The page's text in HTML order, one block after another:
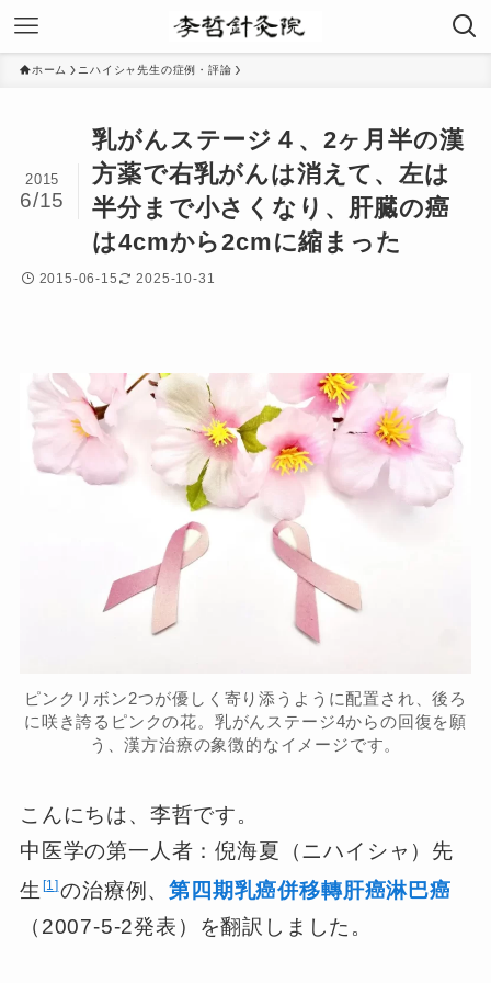
ホーム ニハイシャ先生の症例・評論
乳がんステージ４、2ヶ月半の漢
方薬で右乳がんは消えて、左は
半分まで小さくなり、肝臓の癌
は4cmから2cmに縮まった
2015
6/15
2015-06-15 2025-10-31
ピンクリボン2つが優しく寄り添うように配置され、後ろ
に咲き誇るピンクの花。乳がんステージ4からの回復を願
う、漢方治療の象徴的なイメージです。
こんにちは、李哲です。
中医学の第一人者：倪海夏（ニハイシャ）先
生 1 の治療例、第四期乳癌併移轉肝癌淋巴癌
（2007-5-2発表）を翻訳しました。